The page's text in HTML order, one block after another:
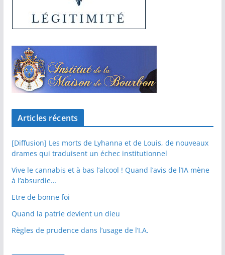
Articles récents
[Diffusion] Les morts de Lyhanna et de Louis, de nouveaux
drames qui traduisent un échec institutionnel
Vive le cannabis et à bas l’alcool ! Quand l’avis de l’IA mène
à l’absurdie…
Etre de bonne foi
Quand la patrie devient un dieu
Règles de prudence dans l’usage de l’I.A.